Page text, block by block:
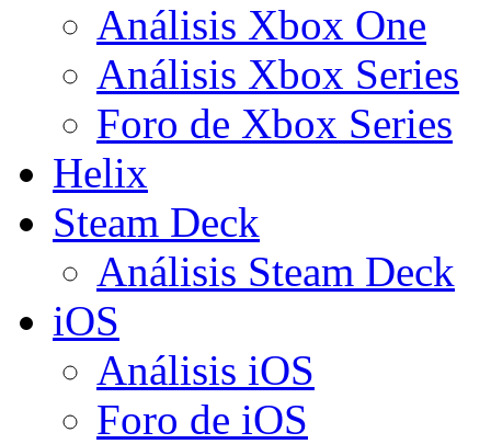
Análisis Xbox One
Análisis Xbox Series
Foro de Xbox Series
Helix
Steam Deck
Análisis Steam Deck
iOS
Análisis iOS
Foro de iOS